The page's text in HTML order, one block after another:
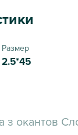
Размер
2.5*45
з окантов